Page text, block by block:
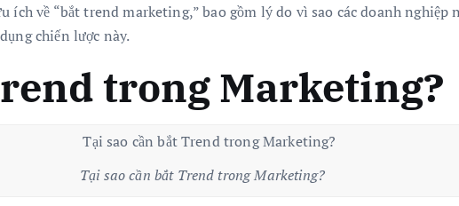
ích về “bắt trend marketing,” bao gồm lý do vì sao các doanh nghiệp
chiến lược này.
trong Marketing?
Tại sao cần bắt Trend trong Marketing?